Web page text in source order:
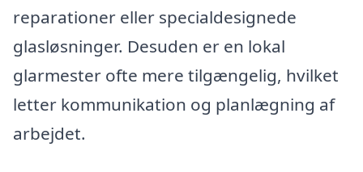
reparationer eller specialdesignede
glasløsninger. Desuden er en lokal
glarmester ofte mere tilgængelig, hvilket
letter kommunikation og planlægning af
arbejdet.